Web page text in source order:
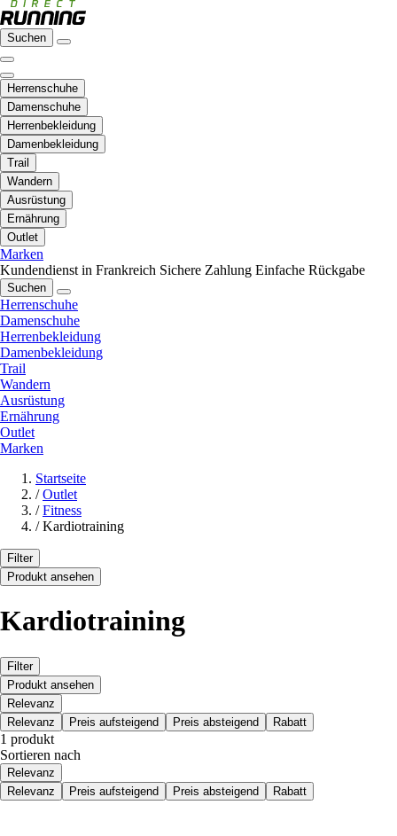
Suchen
Herrenschuhe
Damenschuhe
Herrenbekleidung
Damenbekleidung
Trail
Wandern
Ausrüstung
Ernährung
Outlet
Marken
Kundendienst in Frankreich Sichere Zahlung Einfache Rückgabe
Suchen
Herrenschuhe
Damenschuhe
Herrenbekleidung
Damenbekleidung
Trail
Wandern
Ausrüstung
Ernährung
Outlet
Marken
Startseite
/ Outlet
/ Fitness
/ Kardiotraining
Filter
Produkt ansehen
Kardiotraining
Filter
Produkt ansehen
Relevanz
Relevanz
Preis aufsteigend Preis absteigend Rabatt
1 produkt
Sortieren nach
Relevanz
Relevanz
Preis aufsteigend Preis absteigend Rabatt